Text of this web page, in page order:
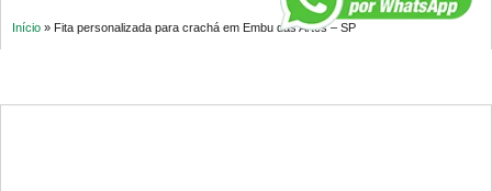
Início » Fita personalizada para crachá em Embu das Artes – SP